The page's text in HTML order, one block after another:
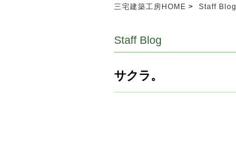
三宅建築工房HOME Staff Blog
Staff Blog
サクラ。